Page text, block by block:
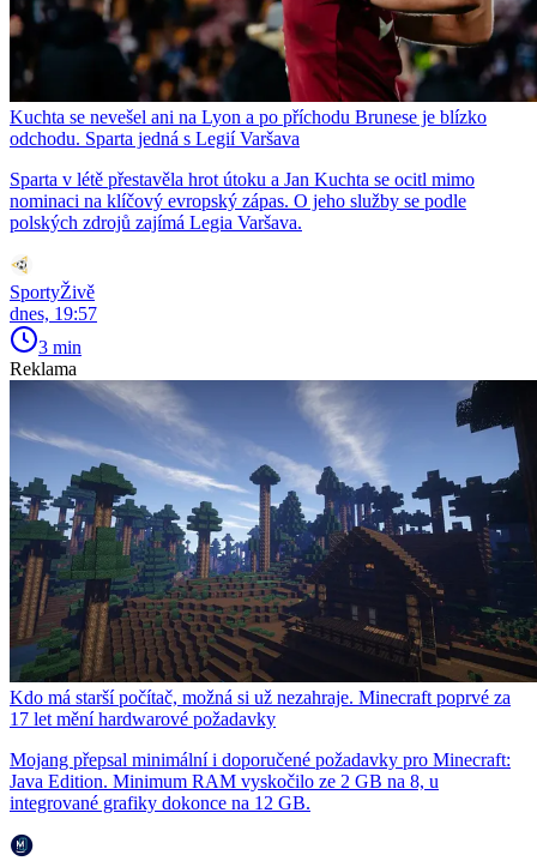
Kuchta se nevešel ani na Lyon a po příchodu Brunese je blízko
odchodu. Sparta jedná s Legií Varšava
Sparta v létě přestavěla hrot útoku a Jan Kuchta se ocitl mimo
nominaci na klíčový evropský zápas. O jeho služby se podle
polských zdrojů zajímá Legia Varšava.
SportyŽivě
dnes, 19:57
3 min
Reklama
Kdo má starší počítač, možná si už nezahraje. Minecraft poprvé za
17 let mění hardwarové požadavky
Mojang přepsal minimální i doporučené požadavky pro Minecraft:
Java Edition. Minimum RAM vyskočilo ze 2 GB na 8, u
integrované grafiky dokonce na 12 GB.